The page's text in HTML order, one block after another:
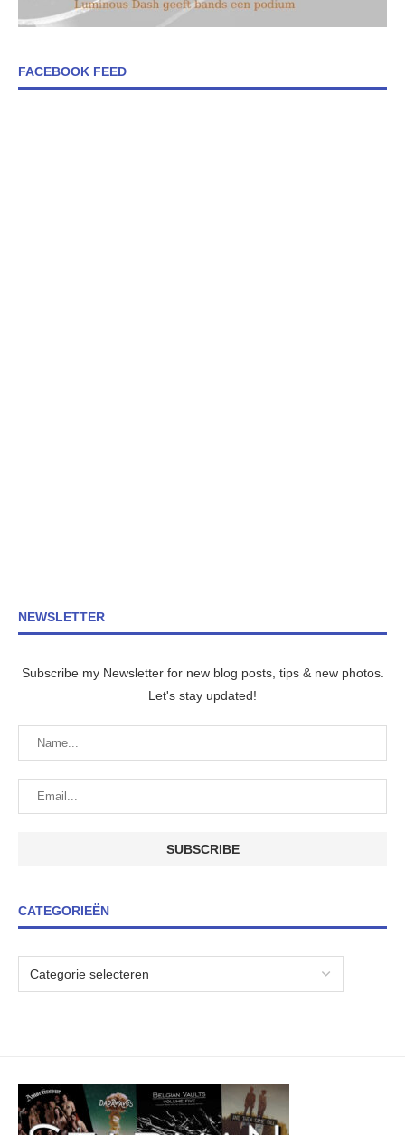
FACEBOOK FEED
NEWSLETTER
Subscribe my Newsletter for new blog posts, tips & new photos.
Let's stay updated!
CATEGORIEËN